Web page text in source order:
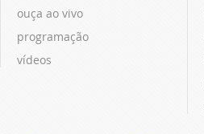
ouça ao vivo
programação
vídeos